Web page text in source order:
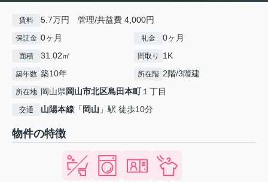
賃料 5.7万円 管理/共益費 4,000円
保証金 0ヶ月 礼金 0ヶ月
面積 31.02㎡ 間取り 1K
築年数 築10年 所在階 2階/3階建
所在地 岡山県岡山市北区島田本町１丁目
交通 山陽本線 「 岡山 」駅 徒歩10分
物件の特徴